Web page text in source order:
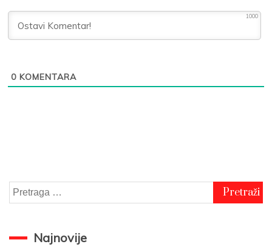
1000
0 KOMENTARA
Pretraga
za:
Najnovije